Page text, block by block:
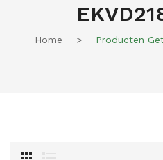
Home > Producten